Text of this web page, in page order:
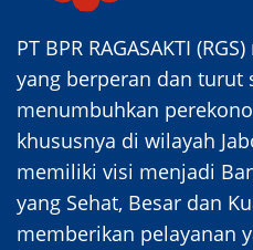
PT BPR RAGASAKTI
yang berperan dan turut
menumbuhkan
khususnya di wilayah
memiliki visi menjadi
yang Sehat, Besar dan
memberikan pelayanan